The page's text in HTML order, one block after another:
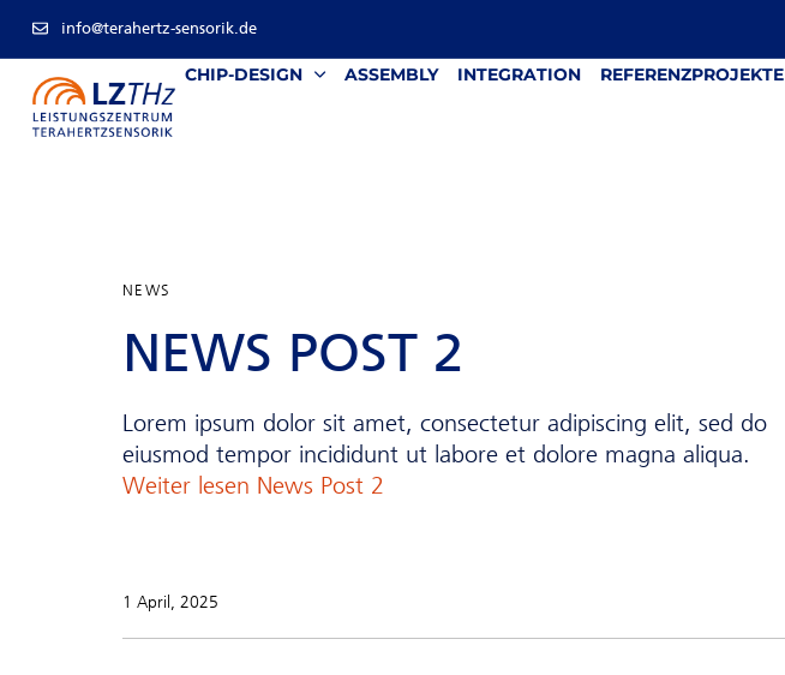
info@terahertz-sensorik.de
CHIP-DESIGN ASSEMBLY INTEGRATION REFERENZPROJEKTE
NEWS
NEWS POST 2
Lorem ipsum dolor sit amet, consectetur adipiscing elit, sed do
eiusmod tempor incididunt ut labore et dolore magna aliqua.
Weiter lesen News Post 2
1 April, 2025